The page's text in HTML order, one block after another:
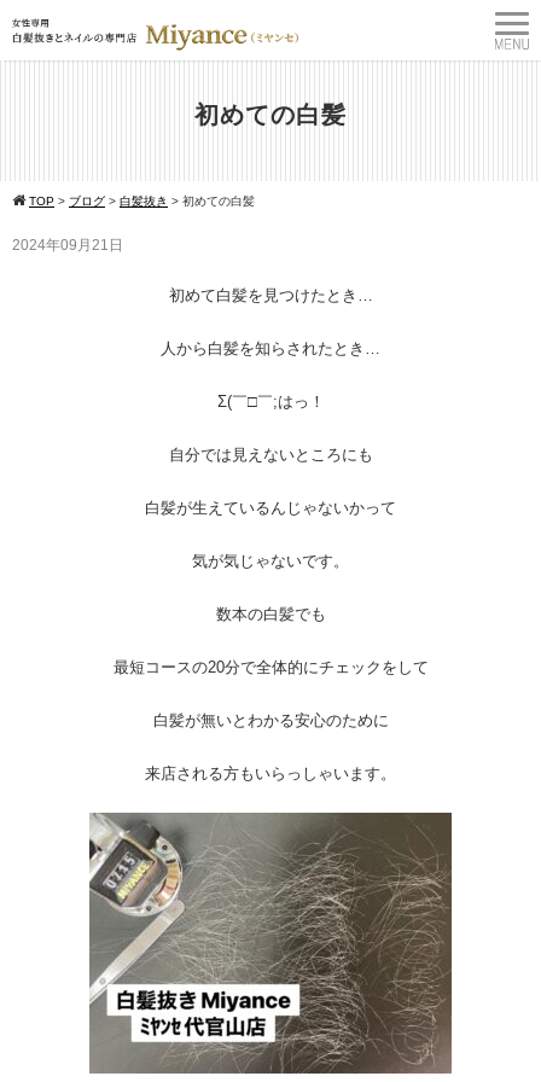
初めての白髪
TOP > ブログ > 白髪抜き > 初めての白髪
2024年09月21日
初めて白髪を見つけたとき…
人から白髪を知らされたとき…
Σ(￣□￣;はっ！
自分では見えないところにも
白髪が生えているんじゃないかって
気が気じゃないです。
数本の白髪でも
最短コースの20分で全体的にチェックをして
白髪が無いとわかる安心のために
来店される方もいらっしゃいます。